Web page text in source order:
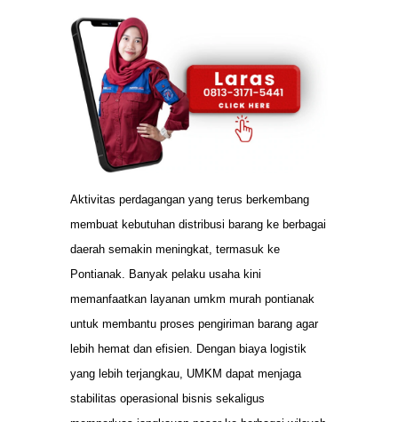
Aktivitas perdagangan yang terus berkembang
membuat kebutuhan distribusi barang ke berbagai
daerah semakin meningkat, termasuk ke
Pontianak. Banyak pelaku usaha kini
memanfaatkan layanan umkm murah pontianak
untuk membantu proses pengiriman barang agar
lebih hemat dan efisien. Dengan biaya logistik
yang lebih terjangkau, UMKM dapat menjaga
stabilitas operasional bisnis sekaligus